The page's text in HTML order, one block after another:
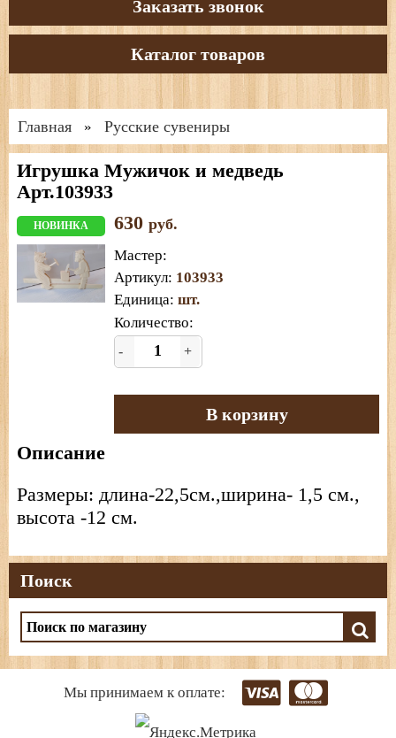
Заказать звонок
Каталог товаров
Главная » Русские сувениры
Игрушка Мужичок и медведь
Арт.103933
НОВИНКА 630 руб.
Мастер:
Артикул: 103933
Единица: шт.
Количество:
- +
В корзину
Описание
Размеры: длина-22,5см.,ширина- 1,5 см.,
высота -12 см.
Поиск
Мы принимаем к оплате: